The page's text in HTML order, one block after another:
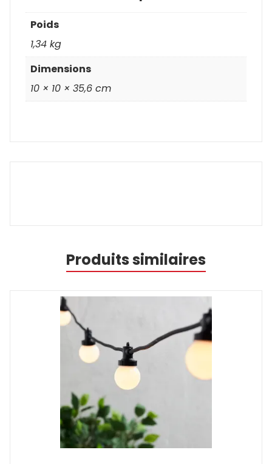
Poids
1,34 kg
Dimensions
10 × 10 × 35,6 cm
Produits similaires